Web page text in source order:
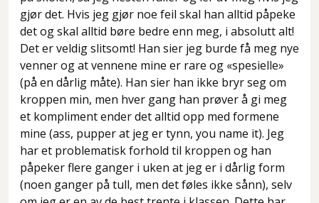
gjør det. Hvis jeg gjør noe feil skal han alltid påpeke
det og skal alltid børe bedre enn meg, i absolutt alt!
Det er veldig slitsomt! Han sier jeg burde få meg nye
venner og at vennene mine er rare og «spesielle»
(på en dårlig måte). Han sier han ikke bryr seg om
kroppen min, men hver gang han prøver å gi meg
et kompliment ender det alltid opp med formene
mine (ass, pupper at jeg er tynn, you name it). Jeg
har et problematisk forhold til kroppen og han
påpeker flere ganger i uken at jeg er i dårlig form
(noen ganger på tull, men det føles ikke sånn), selv